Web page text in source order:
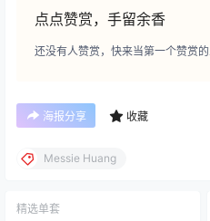
点点赞赏，手留余香
还没有人赞赏，快来当第一个赞赏的
海报分享 收藏
Messie Huang
精选单套